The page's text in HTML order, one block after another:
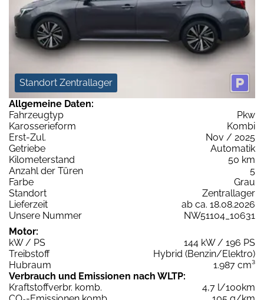
Standort Zentrallager
Allgemeine Daten:
Fahrzeugtyp
Pkw
Karosserieform
Kombi
Erst-Zul.
Nov / 2025
Getriebe
Automatik
Kilometerstand
50 km
Anzahl der Türen
5
Farbe
Grau
Standort
Zentrallager
Lieferzeit
ab ca. 18.08.2026
Unsere Nummer
NW51104_10631
Motor:
kW / PS
144 kW / 196 PS
Treibstoff
Hybrid (Benzin/Elektro)
Hubraum
1.987 cm³
Verbrauch und Emissionen nach WLTP:
Kraftstoffverbr. komb.
4,7 l/100km